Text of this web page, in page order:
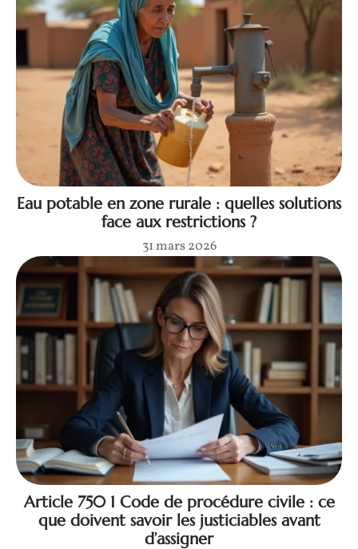
Eau potable en zone rurale : quelles solutions
face aux restrictions ?
31 mars 2026
Article 750 1 Code de procédure civile : ce
que doivent savoir les justiciables avant
d’assigner